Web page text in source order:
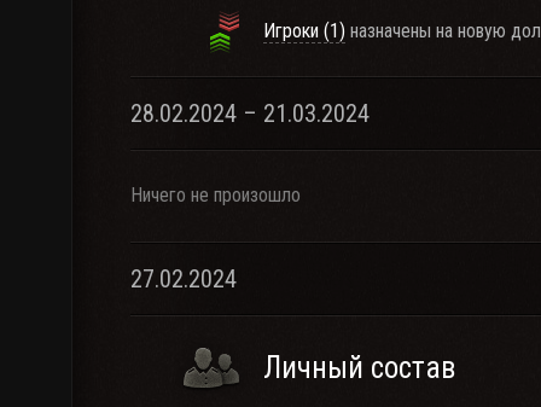
Игроки (1) назначены на новую
28.02.2024 – 21.03.2024
Ничего не произошло
27.02.2024
Личный состав